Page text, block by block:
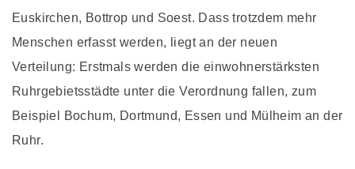
Euskirchen, Bottrop und Soest. Dass trotzdem mehr
Menschen erfasst werden, liegt an der neuen
Verteilung: Erstmals werden die einwohnerstärksten
Ruhrgebietsstädte unter die Verordnung fallen, zum
Beispiel Bochum, Dortmund, Essen und Mülheim an der
Ruhr.